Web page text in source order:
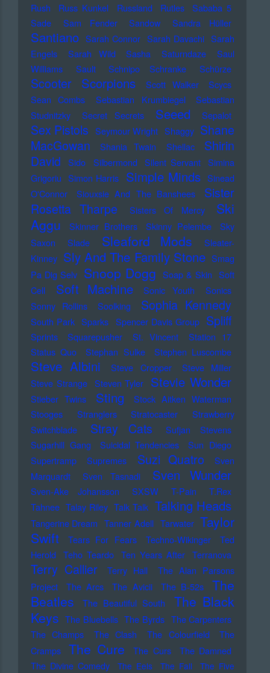
Rush
Russ Kunkel Russland Rutles
Sababa 5
Sade
Sam Fender Sandow Sandra Hüller
Santiano Sarah Connor Sarah Davachi Sarah
Engels
Sarah Wild Sasha Saturndaze
Saul
Williams
Sault Schnipo Schranke Schürze
Scooter Scorpions Scott Walker
Scycs
Sean Combs
Sebastian Krumbiegel
Sebastian
Studnitzky
Secret Secrets Seeed Sepalot
Sex Pistols Seymour Wright Shaggy Shane
MacGowan
Shania Twain Shellac
Shirin
David
Sido Silbermond Silent Servant Simina
Grigoriu Simon Harris Simple Minds Sinead
O'Connor
Siouxsie And The Banshees
Sister
Rosetta Tharpe
Sisters Of Mercy
Ski
Aggu
Skinner Brothers Skinny Pelembe
Sky
Saxon
Slade Sleaford Mods
Sleater-
Kinney Sly And The Family Stone Smag
Pa Dig Selv Snoop Dogg Soap & Skin Soft
Cell
Soft Machine Sonic Youth
Sonics
Sonny Rollins
Soolking Sophia Kennedy
South Park Sparks Spencer Davis Group Spliff
Sprints Squarepusher St. Vincent
Station 17
Status Quo
Stephan Sulke Stephen Luscombe
Steve Albini Steve Cropper
Steve Miller
Steve Strange Steven Tyler Stevie Wonder
Stieber Twins Sting
Stock Aitken Waterman
Stooges
Stranglers Stratocaster
Strawberry
Switchblade
Stray Cats
Sufjan Stevens
Sugarhill Gang
Suicidal Tendencies
Sun Diego
Supertramp
Supremes Suzi Quatro
Sven
Marquardt
Sven Tasnadi Sven Wunder
Sven-Ake Johansson SXSW T-Pain
T.Rex
Tahnee Talay Riley Talk Talk Talking Heads
Tangerine Dream Tanner Adell Tarwater Taylor
Swift
Tears For Fears Techno-Wikinger
Ted
Herold
Teho Teardo Ten Years After Terranova
Terry Callier Terry Hall
The Alan Parsons
Project
The Arcs The Avicii The B-52s
The
Beatles
The Beautiful South
The Black
Keys The Bluebells The Byrds The Carpenters
The Champs
The Clash The Colourfield
The
Cramps
The Cure The Curs
The Damned
The Divine Comedy
The Eels The Fall
The Five